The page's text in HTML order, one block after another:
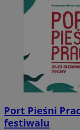
Port Pieśni
festiwalu